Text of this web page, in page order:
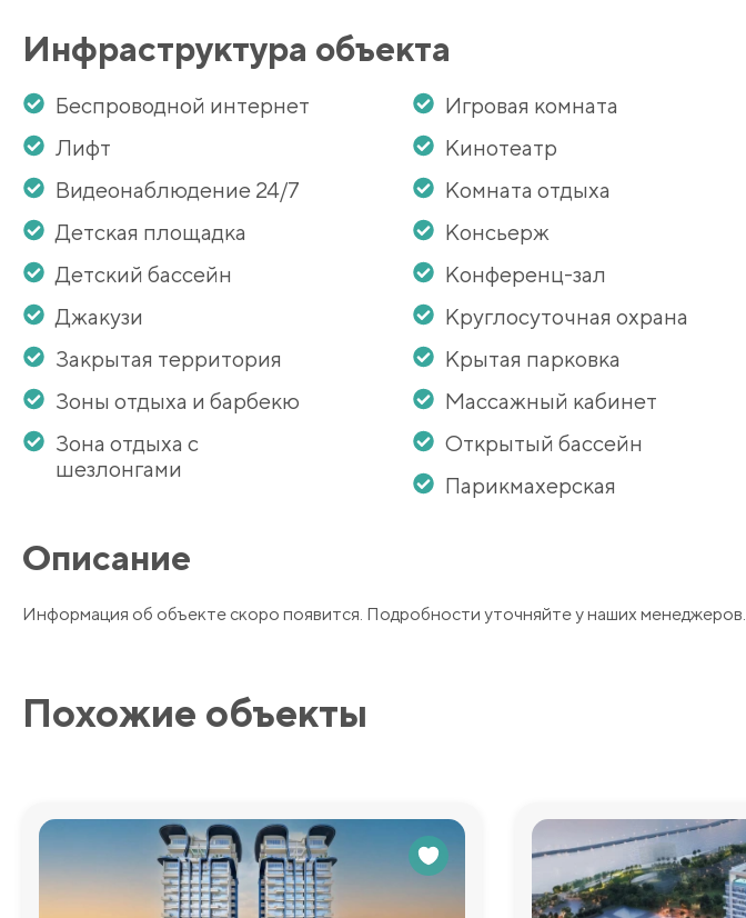
Инфраструктура объекта
Беспроводной интернет
Лифт
Видеонаблюдение 24/7
Детская площадка
Детский бассейн
Джакузи
Закрытая территория
Зоны отдыха и барбекю
Зона отдыха с
шезлонгами
Игровая комната
Кинотеатр
Комната отдыха
Консьерж
Конференц-зал
Круглосуточная охрана
Крытая парковка
Массажный кабинет
Открытый бассейн
Парикмахерская
Описание
Информация об объекте скоро появится. Подробности уточняйте у наших менеджеров.
Похожие объекты